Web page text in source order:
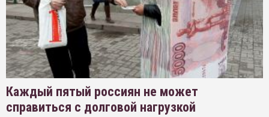
Каждый пятый россиян не может
справиться с долговой нагрузкой